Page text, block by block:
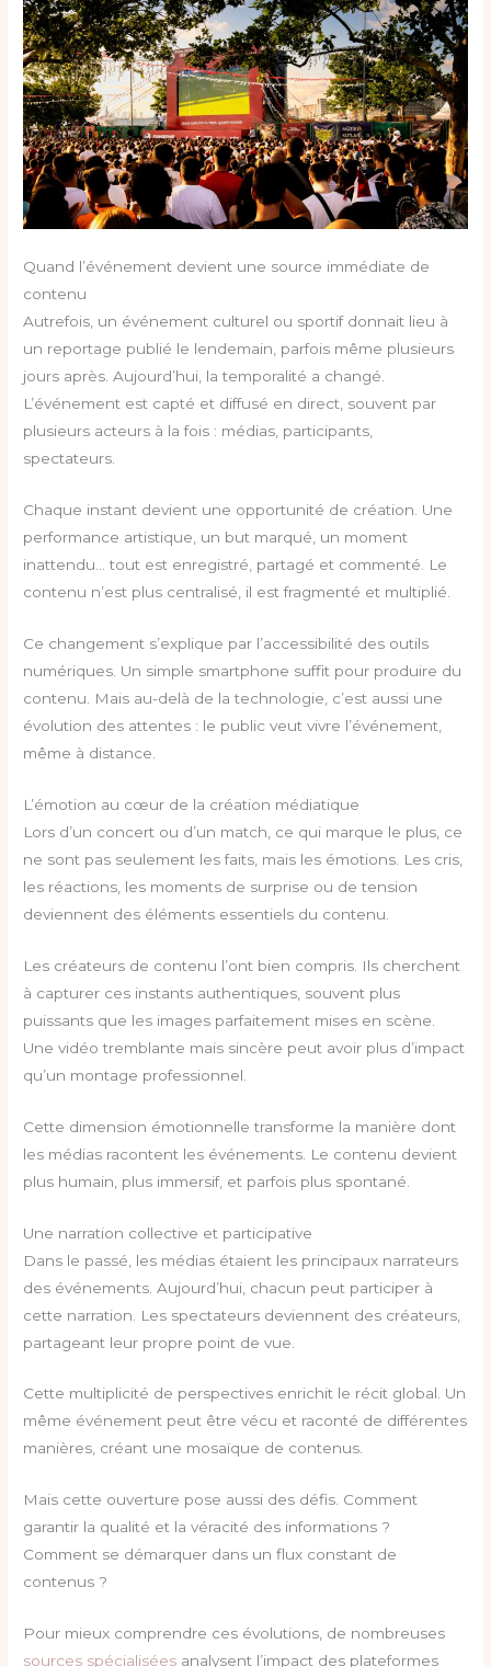
Quand l’événement devient une source immédiate de
contenu
Autrefois, un événement culturel ou sportif donnait lieu à
un reportage publié le lendemain, parfois même plusieurs
jours après. Aujourd’hui, la temporalité a changé.
L’événement est capté et diffusé en direct, souvent par
plusieurs acteurs à la fois : médias, participants,
spectateurs.
Chaque instant devient une opportunité de création. Une
performance artistique, un but marqué, un moment
inattendu… tout est enregistré, partagé et commenté. Le
contenu n’est plus centralisé, il est fragmenté et multiplié.
Ce changement s’explique par l’accessibilité des outils
numériques. Un simple smartphone suffit pour produire du
contenu. Mais au-delà de la technologie, c’est aussi une
évolution des attentes : le public veut vivre l’événement,
même à distance.
L’émotion au cœur de la création médiatique
Lors d’un concert ou d’un match, ce qui marque le plus, ce
ne sont pas seulement les faits, mais les émotions. Les cris,
les réactions, les moments de surprise ou de tension
deviennent des éléments essentiels du contenu.
Les créateurs de contenu l’ont bien compris. Ils cherchent
à capturer ces instants authentiques, souvent plus
puissants que les images parfaitement mises en scène.
Une vidéo tremblante mais sincère peut avoir plus d’impact
qu’un montage professionnel.
Cette dimension émotionnelle transforme la manière dont
les médias racontent les événements. Le contenu devient
plus humain, plus immersif, et parfois plus spontané.
Une narration collective et participative
Dans le passé, les médias étaient les principaux narrateurs
des événements. Aujourd’hui, chacun peut participer à
cette narration. Les spectateurs deviennent des créateurs,
partageant leur propre point de vue.
Cette multiplicité de perspectives enrichit le récit global. Un
même événement peut être vécu et raconté de différentes
manières, créant une mosaïque de contenus.
Mais cette ouverture pose aussi des défis. Comment
garantir la qualité et la véracité des informations ?
Comment se démarquer dans un flux constant de
contenus ?
Pour mieux comprendre ces évolutions, de nombreuses
sources spécialisées analysent l’impact des plateformes